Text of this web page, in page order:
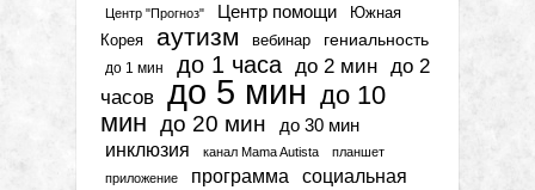
Центр "Прогноз" Центр помощи
Южная
Корея
аутизм вебинар гениальность
до 1 мин до 1 часа до 2 мин до 2
часов до 5 мин до 10
мин до 20 мин до 30 мин
инклюзия канал Mama Autista
планшет
приложение
программа
социальная